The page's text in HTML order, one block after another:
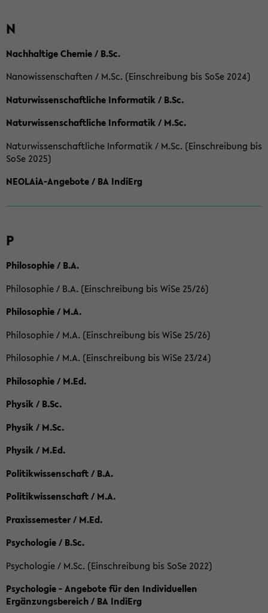
N
Nachhaltige Chemie / B.Sc.
Nanowissenschaften / M.Sc. (Einschreibung bis SoSe 2024)
Naturwissenschaftliche Informatik / B.Sc.
Naturwissenschaftliche Informatik / M.Sc.
Naturwissenschaftliche Informatik / M.Sc. (Einschreibung bis
SoSe 2025)
NEOLAiA-Angebote / BA IndiErg
P
Philosophie / B.A.
Philosophie / B.A. (Einschreibung bis WiSe 25/26)
Philosophie / M.A.
Philosophie / M.A. (Einschreibung bis WiSe 25/26)
Philosophie / M.A. (Einschreibung bis WiSe 23/24)
Philosophie / M.Ed.
Physik / B.Sc.
Physik / M.Sc.
Physik / M.Ed.
Politikwissenschaft / B.A.
Politikwissenschaft / M.A.
Praxissemester / M.Ed.
Psychologie / B.Sc.
Psychologie / M.Sc. (Einschreibung bis SoSe 2022)
Psychologie - Angebote für den Individuellen
Ergänzungsbereich / BA IndiErg